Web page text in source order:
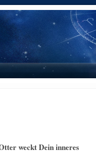
weckt Dein inneres